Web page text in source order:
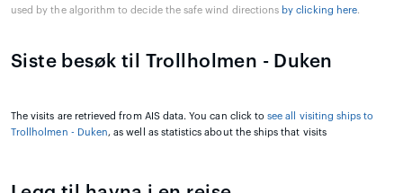
used by the algorithm to decide the safe wind directions by clicking here.
Siste besøk til Trollholmen - Duken
The visits are retrieved from AIS data. You can click tosee all visiting ships to
Trollholmen - Duken, as well as statistics about the ships that visits